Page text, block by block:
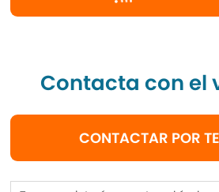
Contacta con el
CONTACTAR POR